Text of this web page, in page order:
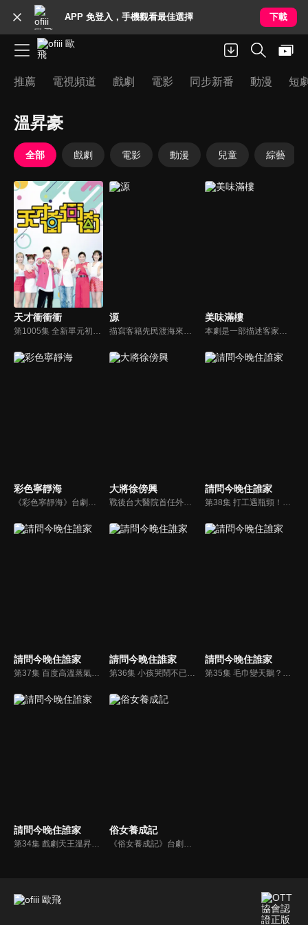
APP 免登入，手機觀看最佳選擇 下載
推薦 電視頻道 戲劇 電影 同步新番 動漫 短
溫昇豪
全部 戲劇 電影 動漫 兒童 綜藝
天才衝衝衝
第1005集 全新單元初一強勢登場！韻腳Tempo大玩創意拜年～
源
描寫客籍先民渡海來台、胼手胝足拓墾新天地，並建立亞洲第一口油井的故事。吳霖芳，一個身形與長相再普通不過的凡人，他用春蠶般的堅持挖開了亞洲第一口油井，也找到心中屬於自己的一口油井，是他畢生的志業，也是生命的最後出路。
美味滿樓
本劇是一部描述客家女人情勤檢美德與各種客家美食的連續劇，以客家庄「辦桌」為切入點，藉著「辦桌」的廚師到各地位人辦桌來介紹客家文化、習俗和濃濃的家族親情。
彩色寧靜海 大將徐傍興
戰後台大醫院首任外科主任，同時也是美和技術學院、美和中學創辦人，有「臺灣第一刀」之稱的徐傍興博士，一生仗義疏財、醫病救入、作育英才、推廣運動。他對台灣的醫學發展與教育有何貢獻？又如何接觸棒球，成立美和棒球隊，創造台灣棒球風華？在本劇中有真實而豐富的呈現。
請問今晚住誰家
請問今晚住誰家 請問今晚住誰家
第36集 小孩哭鬧不已、工作皮膚過敏！？兄弟三人拼命展現不撓精神面對挑戰！
請問今晚住誰家
請問今晚住誰家
第34集 戲劇天王溫昇豪登場，旅途竟然狀況百出讓李、肯尷尬不已？
俗女養成記
《俗女養成記》台劇線上看。陳嘉玲（謝盈萱），一個不像台北女生的台南女生。年屆39歲的她，沒房沒車也沒有老公沒小孩。當年不惜引發家庭革命也要離開家鄉的她，在台北奮鬥了近二十年，到頭來竟然是一場空？ 過去一直追求「淑女」的夢想，卻在跨入40歲大關的時候，開始認清自己其實是個「俗女」。